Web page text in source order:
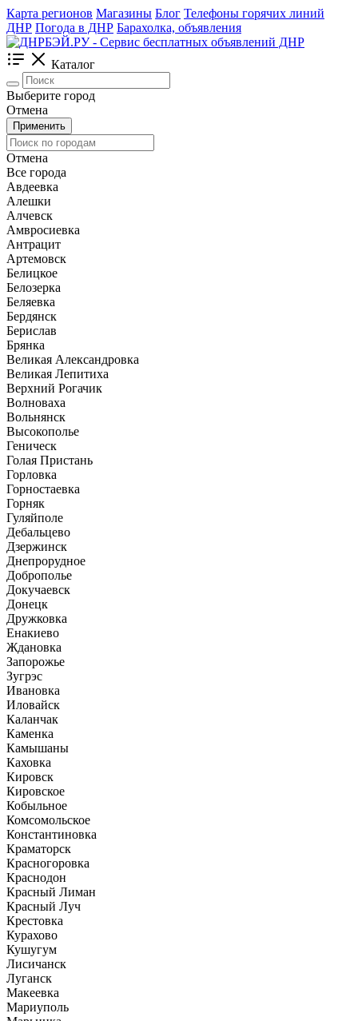
Карта регионов Магазины Блог Телефоны горячих линий
ДНР Погода в ДНР Барахолка, объявления
Каталог
Выберите город
Отмена
Применить
Отмена
Все города
Авдеевка
Алешки
Алчевск
Амвросиевка
Антрацит
Артемовск
Белицкое
Белозерка
Беляевка
Бердянск
Берислав
Брянка
Великая Александровка
Великая Лепитиха
Верхний Рогачик
Волноваха
Вольнянск
Высокополье
Геническ
Голая Пристань
Горловка
Горностаевка
Горняк
Гуляйполе
Дебальцево
Дзержинск
Днепрорудное
Доброполье
Докучаевск
Донецк
Дружковка
Енакиево
Ждановка
Запорожье
Зугрэс
Ивановка
Иловайск
Каланчак
Каменка
Камышаны
Каховка
Кировск
Кировское
Кобыльное
Комсомольское
Константиновка
Краматорск
Красногоровка
Краснодон
Красный Лиман
Красный Луч
Крестовка
Курахово
Кушугум
Лисичанск
Луганск
Макеевка
Мариуполь